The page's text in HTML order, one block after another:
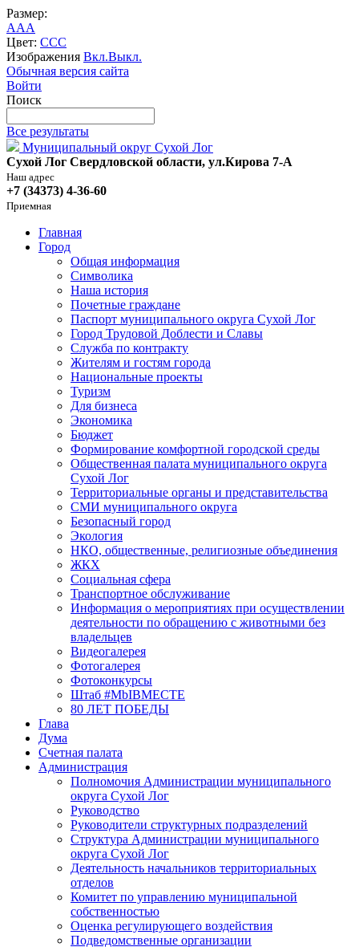
Размер:
AAA
Цвет: CCC
Изображения Вкл.Выкл.
Обычная версия сайта
Войти
Поиск
Все результаты
Муниципальный округ Сухой Лог
Сухой Лог Свердловской области, ул.Кирова 7-А
Наш адрес
+7 (34373) 4-36-60
Приемная
Главная
Город
Общая информация
Символика
Наша история
Почетные граждане
Паспорт муниципального округа Сухой Лог
Город Трудовой Доблести и Славы
Служба по контракту
Жителям и гостям города
Национальные проекты
Туризм
Для бизнеса
Экономика
Бюджет
Формирование комфортной городской среды
Общественная палата муниципального округа
Сухой Лог
Территориальные органы и представительства
СМИ муниципального округа
Безопасный город
Экология
НКО, общественные, религиозные объединения
ЖКХ
Социальная сфера
Транспортное обслуживание
Информация о мероприятиях при осуществлении
деятельности по обращению с животными без
владельцев
Видеогалерея
Фотогалерея
Фотоконкурсы
Штаб #MbIBMECTE
80 ЛЕТ ПОБЕДЫ
Глава
Дума
Счетная палата
Администрация
Полномочия Администрации муниципального
округа Сухой Лог
Руководство
Руководители структурных подразделений
Структура Администрации муниципального
округа Сухой Лог
Деятельность начальников территориальных
отделов
Комитет по управлению муниципальной
собственностью
Оценка регулирующего воздействия
Подведомственные организации